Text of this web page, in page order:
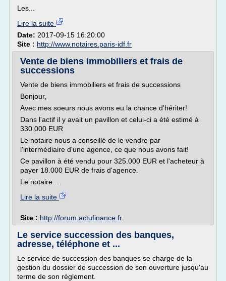
Les...
Lire la suite
Date: 2017-09-15 16:20:00
Site : http://www.notaires.paris-idf.fr
Vente de biens immobiliers et frais de
successions
Vente de biens immobiliers et frais de successions
Bonjour,
Avec mes soeurs nous avons eu la chance d'hériter!
Dans l'actif il y avait un pavillon et celui-ci a été estimé à
330.000 EUR
Le notaire nous a conseillé de le vendre par
l'intermédiaire d'une agence, ce que nous avons fait!
Ce pavillon à été vendu pour 325.000 EUR et l'acheteur à
payer 18.000 EUR de frais d'agence.
Le notaire...
Lire la suite
Site : http://forum.actufinance.fr
Le service succession des banques,
adresse, téléphone et ...
Le service de succession des banques se charge de la
gestion du dossier de succession de son ouverture jusqu'au
terme de son règlement.